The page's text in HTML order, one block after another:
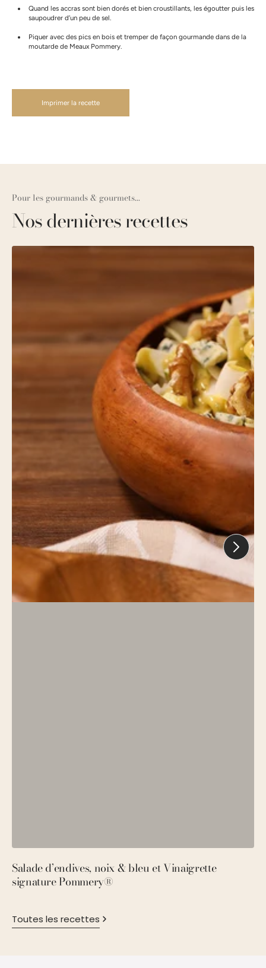
Quand les accras sont bien dorés et bien croustillants, les égoutter puis les
saupoudrer d’un peu de sel.
Piquer avec des pics en bois et tremper de façon gourmande dans de la
moutarde de Meaux Pommery.
Imprimer la recette
Pour les gourmands & gourmets...
Nos dernières recettes
Toutes les recettes
Salade d’endives, noix & bleu et Vinaigrette
signature Pommery®